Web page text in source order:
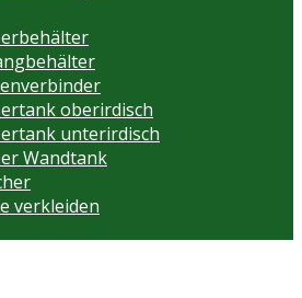
oberirdisch
unterirdisch
Wandtank
verkleiden